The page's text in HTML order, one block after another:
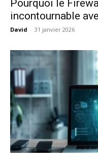
Pourquoi le
incontournable
David - 31 janvier 2026